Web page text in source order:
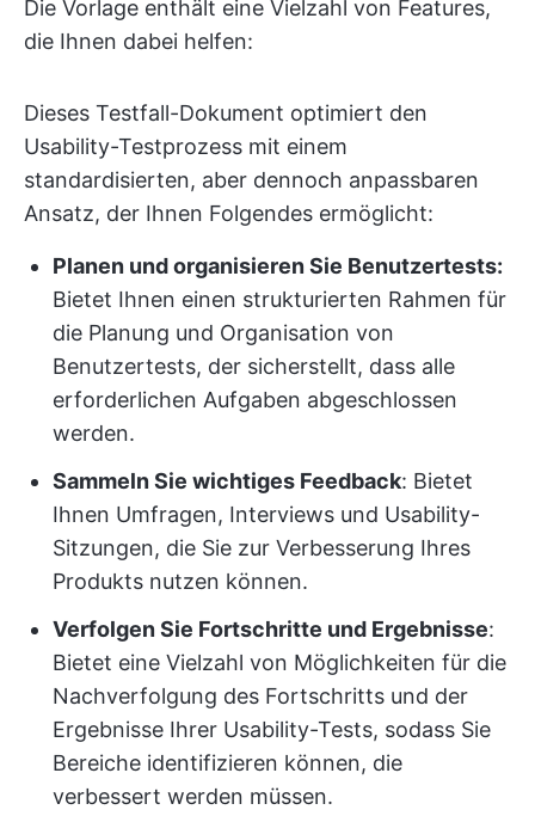
Die Vorlage enthält eine Vielzahl von Features,
die Ihnen dabei helfen:
Dieses Testfall-Dokument optimiert den
Usability-Testprozess mit einem
standardisierten, aber dennoch anpassbaren
Ansatz, der Ihnen Folgendes ermöglicht:
Planen und organisieren Sie Benutzertests:
Bietet Ihnen einen strukturierten Rahmen für
die Planung und Organisation von
Benutzertests, der sicherstellt, dass alle
erforderlichen Aufgaben abgeschlossen
werden.
Sammeln Sie wichtiges Feedback: Bietet
Ihnen Umfragen, Interviews und Usability-
Sitzungen, die Sie zur Verbesserung Ihres
Produkts nutzen können.
Verfolgen Sie Fortschritte und Ergebnisse:
Bietet eine Vielzahl von Möglichkeiten für die
Nachverfolgung des Fortschritts und der
Ergebnisse Ihrer Usability-Tests, sodass Sie
Bereiche identifizieren können, die
verbessert werden müssen.